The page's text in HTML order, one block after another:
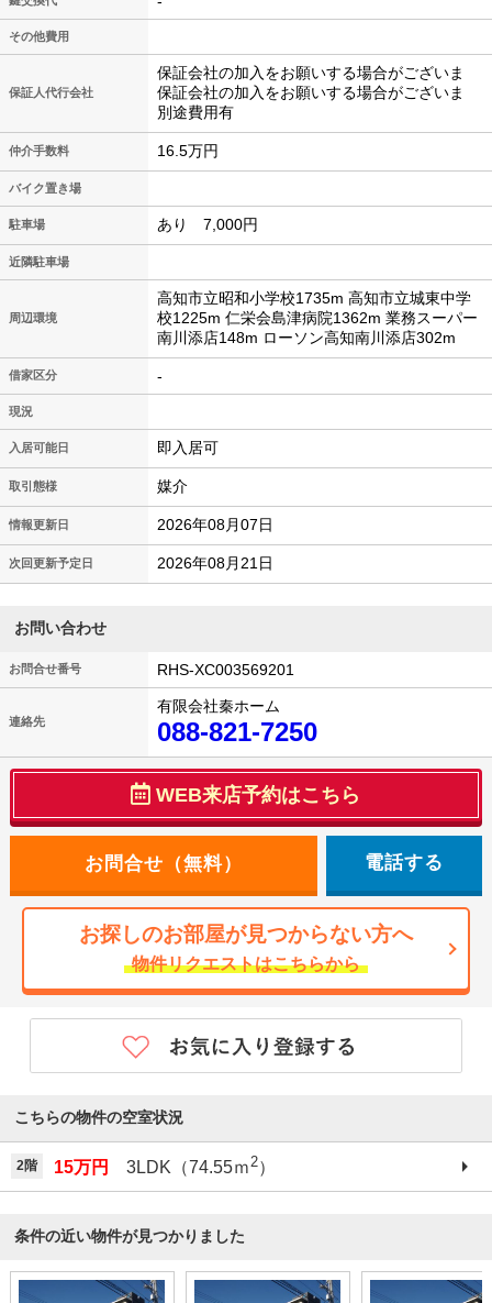
その他費用
保証人代行会社
保証会社の加入をお願いする場合がございま
保証会社の加入をお願いする場合がございま
別途費用有
仲介手数料 16.5万円
バイク置き場
駐車場 あり 7,000円
近隣駐車場
周辺環境
高知市立昭和小学校1735m 高知市立城東中学
校1225m 仁栄会島津病院1362m 業務スーパー
南川添店148m ローソン高知南川添店302m
借家区分 -
現況
入居可能日 即入居可
取引態様 媒介
情報更新日 2026年08月07日
次回更新予定日 2026年08月21日
お問い合わせ
お問合せ番号 RHS-XC003569201
連絡先
有限会社秦ホーム
088-821-7250
WEB来店予約はこちら
電話する
お探しのお部屋が見つからない方へ
物件リクエストはこちらから
こちらの物件の空室状況
2階 15万円 3LDK（74.55ｍ2）
条件の近い物件が見つかりました